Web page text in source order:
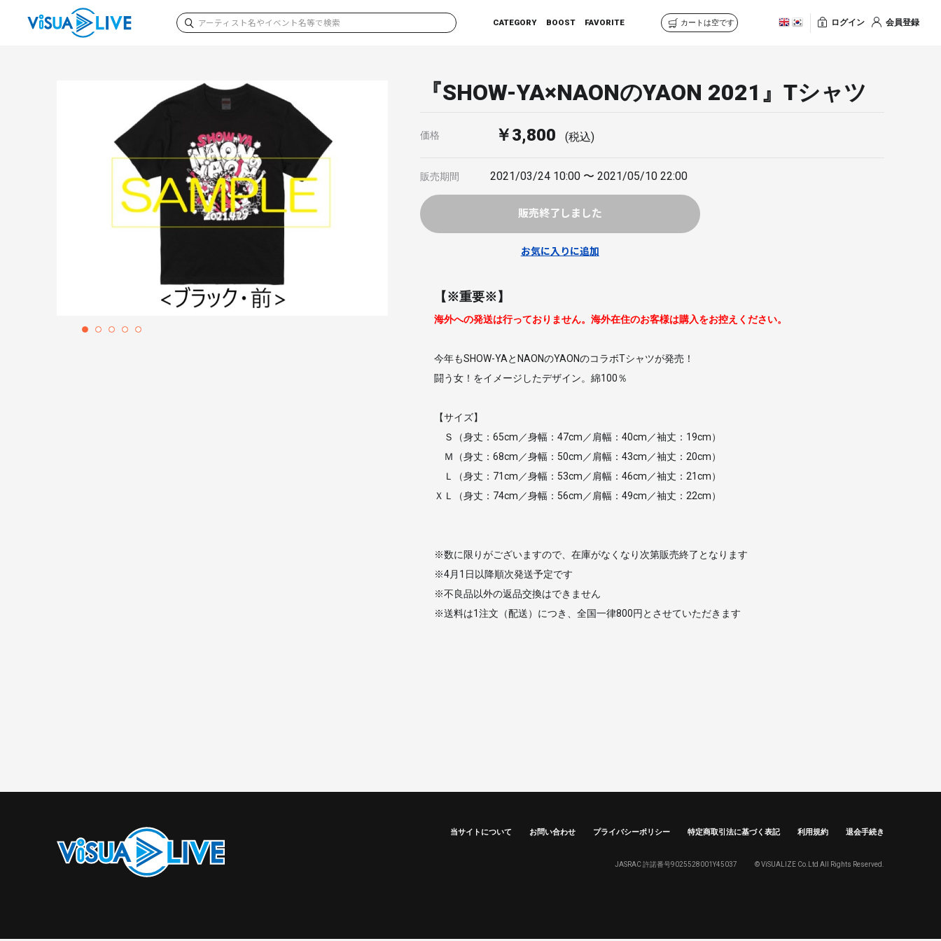
CATEGORY BOOST FAVORITE カートは空です ログイン 会員登録
『SHOW-YA×NAONのYAON 2021』Tシャツ
価格 ￥3,800 (税込)
販売期間 2021/03/24 10:00 〜 2021/05/10 22:00
販売終了しました
お買い物を続ける カートへ進む
お気に入りに追加
【※重要※】
海外への発送は行っておりません。海外在住のお客様は購入をお控えください。
今年もSHOW-YAとNAONのYAONのコラボTシャツが発売！
闘う女！をイメージしたデザイン。綿100％
【サイズ】
Ｓ（身丈：65cm／身幅：47cm／肩幅：40cm／袖丈：19cm）
Ｍ（身丈：68cm／身幅：50cm／肩幅：43cm／袖丈：20cm）
Ｌ（身丈：71cm／身幅：53cm／肩幅：46cm／袖丈：21cm）
ＸＬ（身丈：74cm／身幅：56cm／肩幅：49cm／袖丈：22cm）
※数に限りがございますので、在庫がなくなり次第販売終了となります
※4月1日以降順次発送予定です
※不良品以外の返品交換はできません
※送料は1注文（配送）につき、全国一律800円とさせていただきます
当サイトについて お問い合わせ プライバシーポリシー 特定商取引法に基づく表記 利用規約 退会手続き
JASRAC 許諾番号9025528001Y45037 © ViSUALIZE Co.Ltd All Rights Reserved.